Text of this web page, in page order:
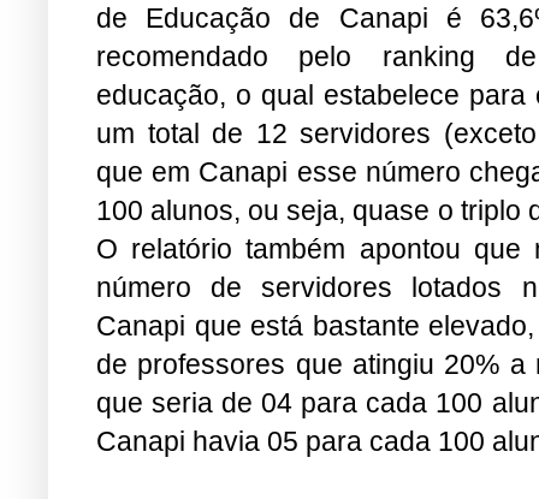
de Educação de Canapi é
recomendado pelo ranking
educação, o qual estabelece para
um total de 12 servidores
que em Canapi esse número
100 alunos, ou seja, quase o triplo
O relatório também apontou
número de servidores lotados
Canapi que está bastante
de professores que atingiu 20% a
que seria de 04 para cada 100
Canapi havia 05 para cada 100